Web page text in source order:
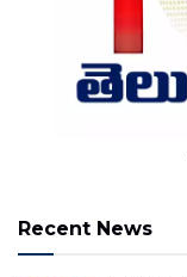
Recent News